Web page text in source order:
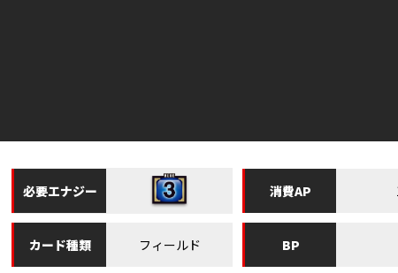
必要エナジー 消費AP
カード種類 フィールド BP